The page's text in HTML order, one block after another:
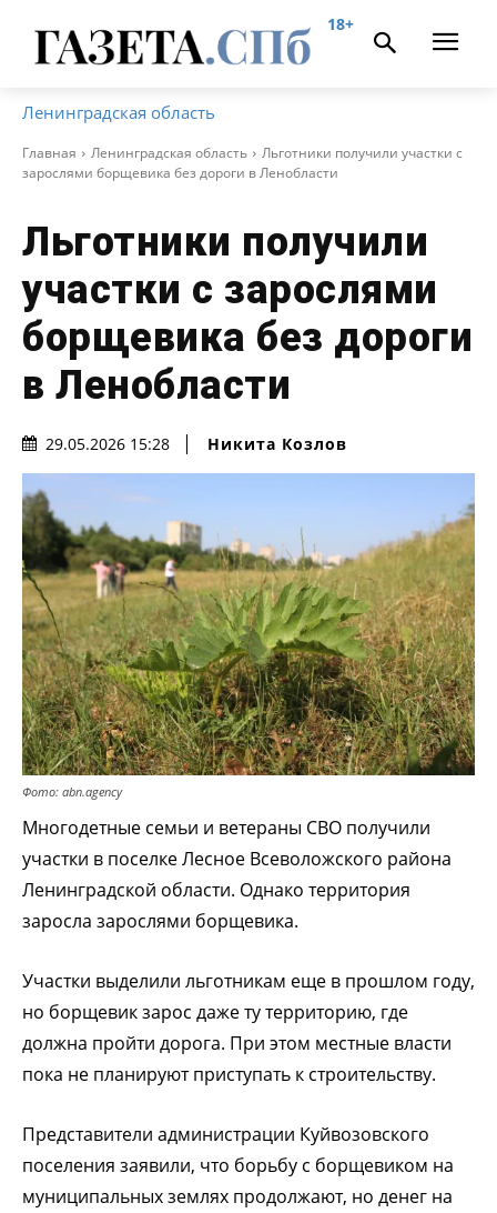
18+
Ленинградская область
Главная Ленинградская область
Льготники получили участки с
зарослями борщевика без дороги в Ленобласти
Льготники получили
участки с зарослями
борщевика без дороги
в Ленобласти
29.05.2026 15:28 Никита Козлов
Фото: abn.agency
Многодетные семьи и ветераны СВО получили
участки в поселке Лесное Всеволожского района
Ленинградской области. Однако территория
заросла зарослями борщевика.
Участки выделили льготникам еще в прошлом году,
но борщевик зарос даже ту территорию, где
должна пройти дорога. При этом местные власти
пока не планируют приступать к строительству.
Представители администрации Куйвозовского
поселения заявили, что борьбу с борщевиком на
муниципальных землях продолжают, но денег на